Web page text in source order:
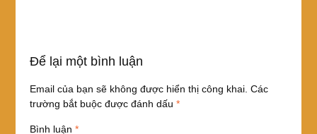
Để lại một bình luận
Email của bạn sẽ không được hiển thị công khai. Các
trường bắt buộc được đánh dấu *
Bình luận *